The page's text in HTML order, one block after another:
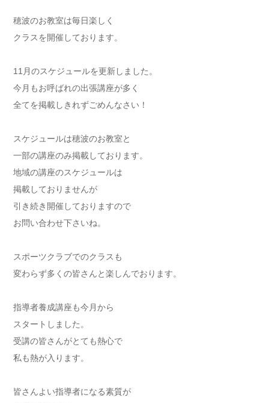
穂波のお教室は毎日楽しく
クラスを開催しております。
11月のスケジュールを更新しました。
今月もお呼ばれの出張講座が多く
全てを掲載しきれずごめんなさい！
スケジュールは穂波のお教室と
一部の講座のみ掲載しております。
地域の講座のスケジュールは
掲載しておりませんが
引き続き開催しておりますので
お問い合わせ下さいね。
スポーツクラブでのクラスも
変わらず多くの皆さんと楽しんでおります。
指導者養成講座も今月から
スタートしました。
受講の皆さんがとても熱心で
私も熱が入ります。
皆さんよい指導者になる素質が